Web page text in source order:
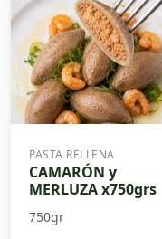
PASTA RELLENA
CAMARÓN y
MERLUZA x750grs
750gr